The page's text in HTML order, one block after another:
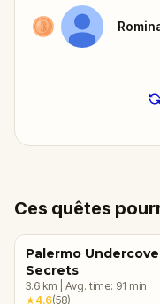
Ces quêtes
Palermo
Secrets
3.6 km Avg. time: 91 min
★4.6(58)